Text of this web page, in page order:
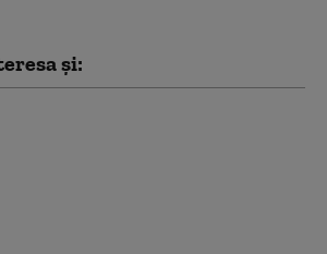
și: